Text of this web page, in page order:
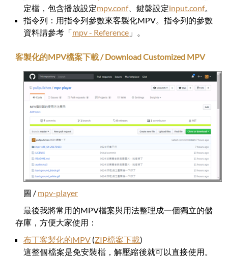
定檔，包含播放設定mpv.conf、鍵盤設定input.conf。
指令列：用指令列參數來客製化MPV。指令列的參數
資料請參考「mpv - Reference 」。
客製化的MPV檔案下載 / Download Customized MPV
圖 / mpv-player
最後我將常用的MPV檔案與用法整理成一個獨立的儲
存庫，方便大家使用：
布丁客製化的MPV (ZIP檔案下載)
這整個檔案是免安裝檔，解壓縮後就可以直接使用。